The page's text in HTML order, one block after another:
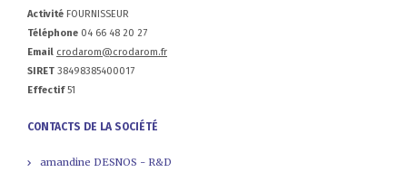
Activité FOURNISSEUR
Téléphone 04 66 48 20 27
Email crodarom@crodarom.fr
SIRET 38498385400017
Effectif51
CONTACTS DE LA SOCIÉTÉ
amandine DESNOS - R&D